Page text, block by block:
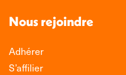
Nous rejoindre
Adhérer
S’affilier